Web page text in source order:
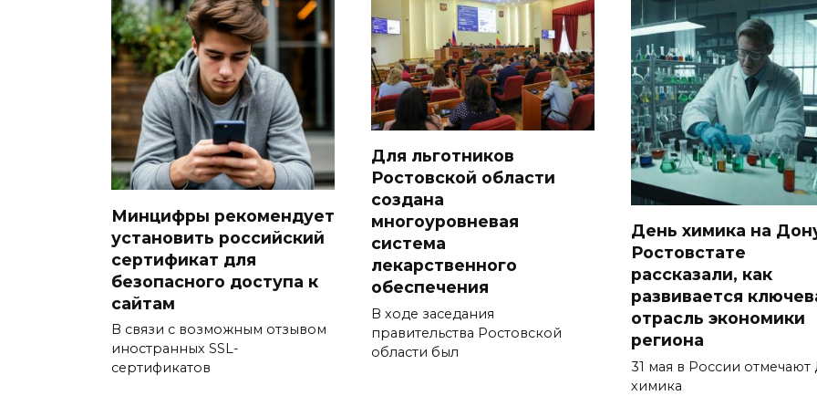
Минцифры рекомендует
установить российский
сертификат для
безопасного доступа к
сайтам
В связи с возможным отзывом
иностранных SSL-
сертификатов
Для льготников
Ростовской области
создана
многоуровневая
система
лекарственного
обеспечения
В ходе заседания
правительства Ростовской
области был
День химика на
Ростовстате
рассказали, как
развивается
отрасль экономики
региона
31 мая в России отмечают
химика